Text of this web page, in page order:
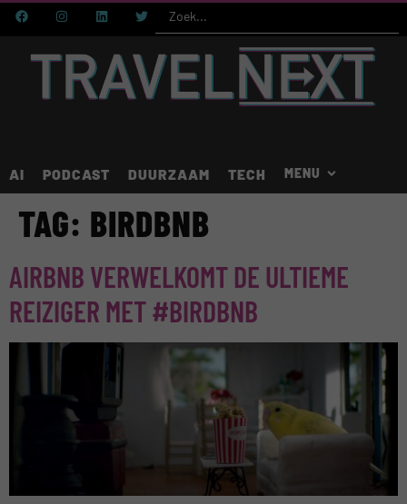
AI PODCAST DUURZAAM TECH
TAG: BIRDBNB
AIRBNB VERWELKOMT DE ULTIEME
REIZIGER MET #BIRDBNB